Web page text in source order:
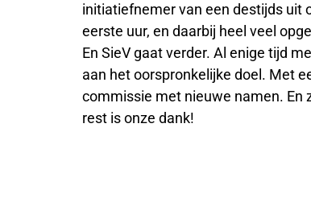
initiatiefnemer van een destijds uit
eerste uur, en daarbij heel veel
En SieV gaat verder. Al enige tijd
aan het oorspronkelijke doel. Met
commissie met nieuwe namen. En
rest is onze dank!